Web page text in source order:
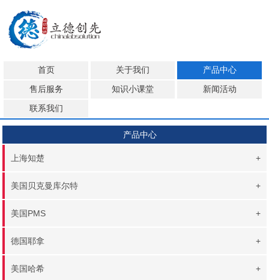
首页 关于我们 产品中心
售后服务 知识小课堂 新闻活动
联系我们
产品中心
上海知楚 +
美国贝克曼库尔特 +
美国PMS +
德国耶拿 +
美国哈希 +